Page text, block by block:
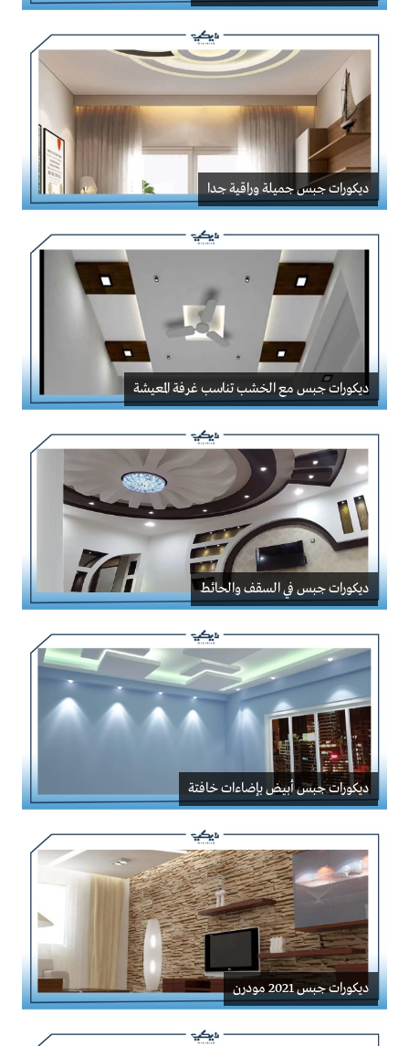
ديكورات جبس جميلة وراقية جدا
ديكورات جبس مع الخشب تناسب غرفة المعيشة
ديكورات جبس في السقف والحائط
ديكورات جبس أبيض بإضاءات خافتة
ديكورات جبس 2021 مودرن